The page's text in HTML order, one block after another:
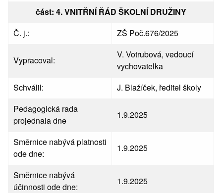
část: 4. VNITŘNÍ ŘÁD ŠKOLNÍ DRUŽINY
Č. j.:
ZŠ Poč.676/2025
Vypracoval:
V. Votrubová, vedoucí
vychovatelka
Schválil:
J. Blažíček, ředitel školy
Pedagogická rada
projednala dne
1.9.2025
Směrnice nabývá platnosti
ode dne:
1.9.2025
Směrnice nabývá
účinnosti ode dne:
1.9.2025